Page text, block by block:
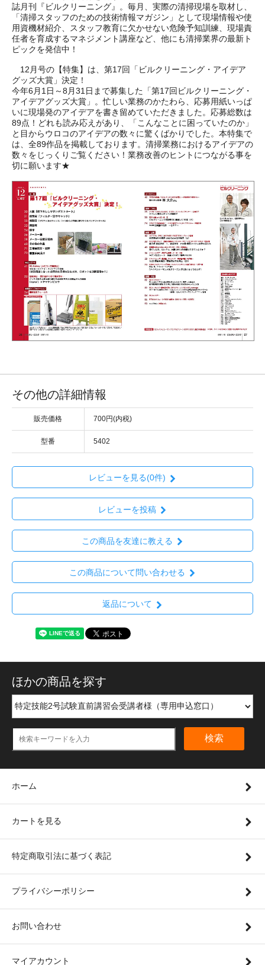
誌月刊『ビルクリーニング』。毎月、実際の清掃現場を取材し、
「清掃スタッフのための技術情報マガジン」として現場情報や使
用資機材紹介、スタッフ教育に欠かせない危険予知訓練、現場責
任者を育成するマネジメント講座など、他にも清掃業界の最新ト
ピックを発信中！
12月号の【特集】は、第17回「ビルクリーニング・アイデア
グッズ大賞」決定！
今年6月1日～8月31日まで募集した「第17回ビルクリーニング・
アイデアグッズ大賞」。忙しい業務のかたわら、応募用紙いっぱ
いに現場発のアイデアを書き留めていただきました。応募総数は
89点！どれも読み応えがあり、「こんなことに困っていたのか」
と目からウロコのアイデアの数々に驚くばかりでした。本特集で
は、全89作品を掲載しております。清掃業務におけるアイデアの
数々をじっくりご覧ください！業務改善のヒントにつながる事を
切に願います★
その他の詳細情報
販売価格 700円(内税)
型番 5402
レビューを見る(0件)
レビューを投稿
この商品を友達に教える
この商品について問い合わせる
返品について
ほかの商品を探す
検索
ホーム
カートを見る
特定商取引法に基づく表記
プライバシーポリシー
お問い合わせ
マイアカウント